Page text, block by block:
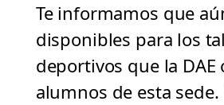
Te informamos que
disponibles para los
deportivos que la DAE
alumnos de esta sede.